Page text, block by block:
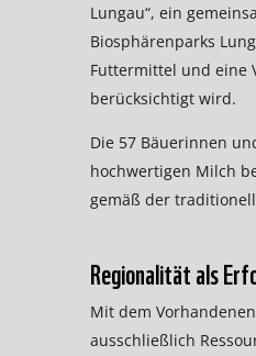
Lungau“, ein
Biosphärenparks
Futtermittel und eine
berücksichtigt wird.
Die 57 Bäuerinnen
hochwertigen Milch
gemäß der
Regionalität als
Mit dem
ausschließlich